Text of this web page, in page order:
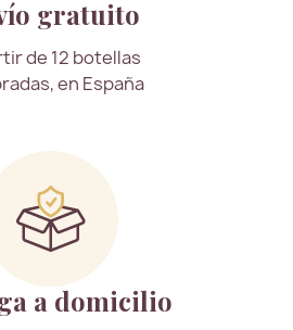
gratuito
de 12 botellas
en España
a domicilio